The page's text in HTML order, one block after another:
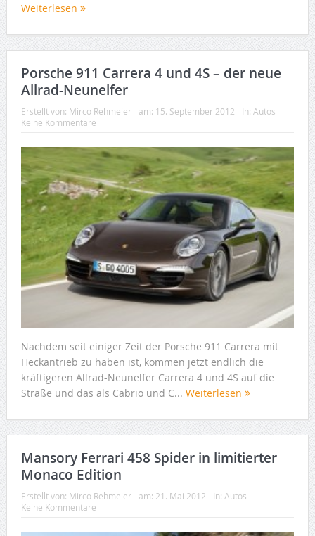
Weiterlesen
Porsche 911 Carrera 4 und 4S – der neue
Allrad-Neunelfer
Erstellt von: Mirco Rehmeier am: 15. September 2012 In: Autos
Keine Kommentare
Nachdem seit einiger Zeit der Porsche 911 Carrera mit
Heckantrieb zu haben ist, kommen jetzt endlich die
kräftigeren Allrad-Neunelfer Carrera 4 und 4S auf die
Straße und das als Cabrio und C... Weiterlesen
Mansory Ferrari 458 Spider in limitierter
Monaco Edition
Erstellt von: Mirco Rehmeier am: 21. Mai 2012 In: Autos
Keine Kommentare